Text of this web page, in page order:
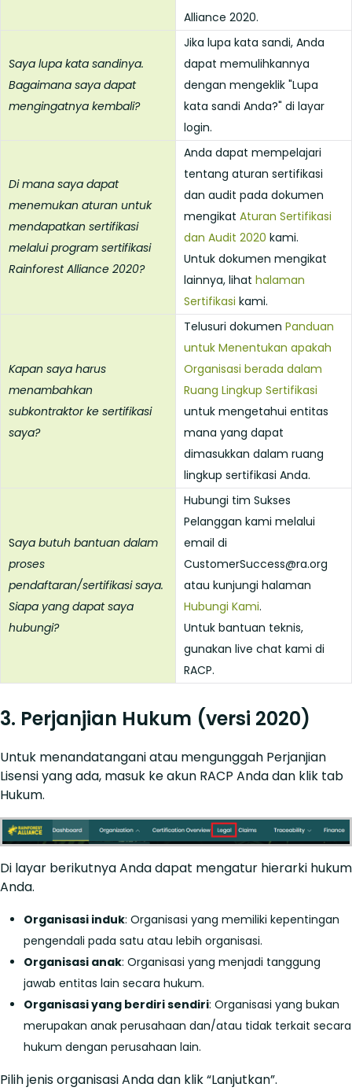
Alliance 2020.
Saya lupa kata sandinya.
Bagaimana saya dapat
mengingatnya kembali?
Jika lupa kata sandi, Anda
dapat memulihkannya
dengan mengeklik "Lupa
kata sandi Anda?" di layar
login.
Di mana saya dapat
menemukan aturan untuk
mendapatkan sertifikasi
melalui program sertifikasi
Rainforest Alliance 2020?
Anda dapat mempelajari
tentang aturan sertifikasi
dan audit pada dokumen
mengikat Aturan Sertifikasi
dan Audit 2020 kami.
Untuk dokumen mengikat
lainnya, lihat halaman
Sertifikasi kami.
Kapan saya harus
menambahkan
subkontraktor ke sertifikasi
saya?
Telusuri dokumen Panduan
untuk Menentukan apakah
Organisasi berada dalam
Ruang Lingkup Sertifikasi
untuk mengetahui entitas
mana yang dapat
dimasukkan dalam ruang
lingkup sertifikasi Anda.
Saya butuh bantuan dalam
proses
pendaftaran/sertifikasi saya.
Siapa yang dapat saya
hubungi?
Hubungi tim Sukses
Pelanggan kami melalui
email di
CustomerSuccess@ra.org
atau kunjungi halaman
Hubungi Kami.
Untuk bantuan teknis,
gunakan live chat kami di
RACP.
3. Perjanjian Hukum (versi 2020)
Untuk menandatangani atau mengunggah Perjanjian
Lisensi yang ada, masuk ke akun RACP Anda dan klik tab
Hukum.
Di layar berikutnya Anda dapat mengatur hierarki hukum
Anda.
Organisasi induk: Organisasi yang memiliki kepentingan
pengendali pada satu atau lebih organisasi.
Organisasi anak: Organisasi yang menjadi tanggung
jawab entitas lain secara hukum.
Organisasi yang berdiri sendiri: Organisasi yang bukan
merupakan anak perusahaan dan/atau tidak terkait secara
hukum dengan perusahaan lain.
Pilih jenis organisasi Anda dan klik “Lanjutkan”.